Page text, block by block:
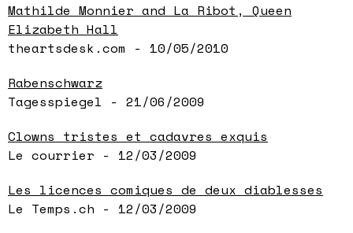
Mathilde Monnier and La Ribot, Queen
Elizabeth Hall
theartsdesk.com - 10/05/2010
Rabenschwarz
Tagesspiegel - 21/06/2009
Clowns tristes et cadavres exquis
Le courrier - 12/03/2009
Les licences comiques de deux diablesses
Le Temps.ch - 12/03/2009